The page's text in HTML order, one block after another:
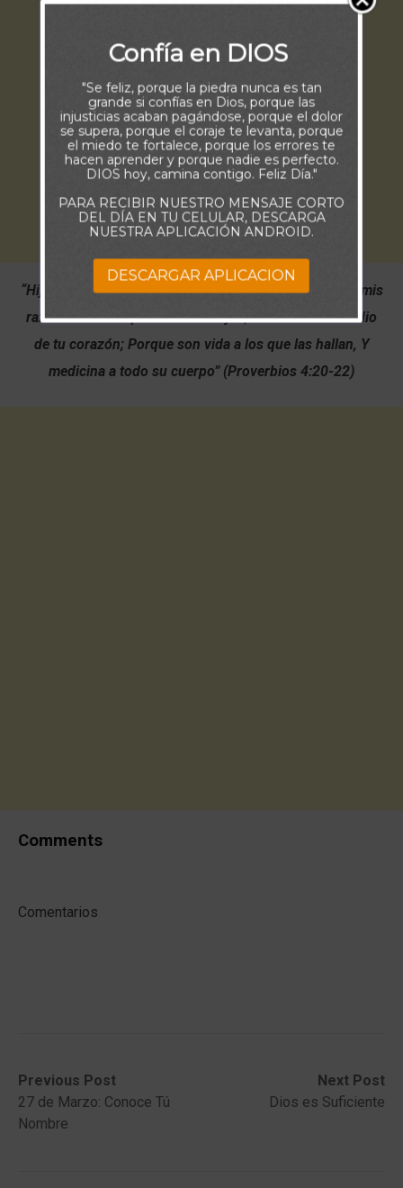
“Hijo mío, está atento a mis palabras;Inclina tu oído a mis
razones. No se aparten de tus ojos; Guárdalas en medio
de tu corazón; Porque son vida a los que las hallan, Y
medicina a todo su cuerpo” (Proverbios 4:20-22)
Comments
Comentarios
Post
navigation
Previous Post
Previous
post:27 de Marzo: Conoce Tú
Nombre
Next Post
Next
post:
Dios es Suficiente
Confía en DIOS
"Se feliz, porque la piedra nunca es tan
grande si confías en Dios, porque las
injusticias acaban pagándose, porque el dolor
se supera, porque el coraje te levanta, porque
el miedo te fortalece, porque los errores te
hacen aprender y porque nadie es perfecto.
DIOS hoy, camina contigo. Feliz Día."
PARA RECIBIR NUESTRO MENSAJE CORTO
DEL DÍA EN TU CELULAR, DESCARGA
NUESTRA APLICACIÓN ANDROID.
DESCARGAR APLICACION